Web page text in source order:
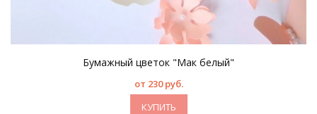
Бумажный цветок "Мак белый"
от 230 руб.
КУПИТЬ